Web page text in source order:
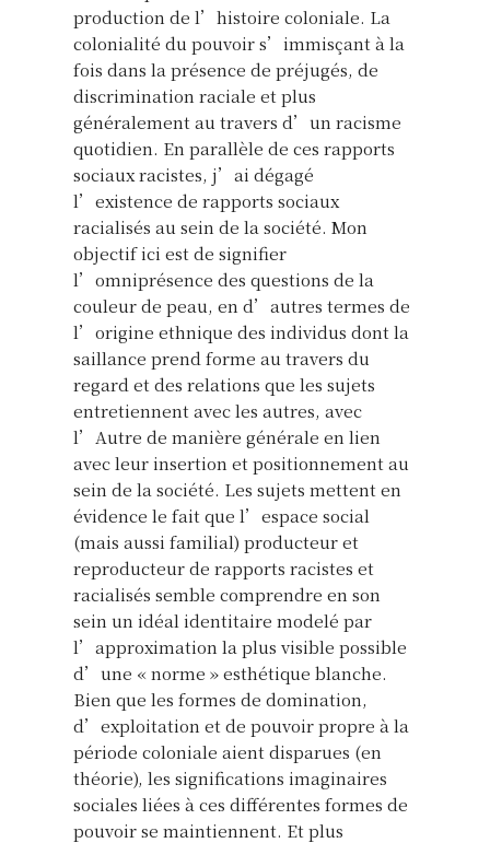
production de l’histoire coloniale. La
colonialité du pouvoir s’immisçant à la
fois dans la présence de préjugés, de
discrimination raciale et plus
généralement au travers d’un racisme
quotidien. En parallèle de ces rapports
sociaux racistes, j’ai dégagé
l’existence de rapports sociaux
racialisés au sein de la société. Mon
objectif ici est de signifier
l’omniprésence des questions de la
couleur de peau, en d’autres termes de
l’origine ethnique des individus dont la
saillance prend forme au travers du
regard et des relations que les sujets
entretiennent avec les autres, avec
l’Autre de manière générale en lien
avec leur insertion et positionnement au
sein de la société. Les sujets mettent en
évidence le fait que l’espace social
(mais aussi familial) producteur et
reproducteur de rapports racistes et
racialisés semble comprendre en son
sein un idéal identitaire modelé par
l’approximation la plus visible possible
d’une « norme » esthétique blanche.
Bien que les formes de domination,
d’exploitation et de pouvoir propre à la
période coloniale aient disparues (en
théorie), les significations imaginaires
sociales liées à ces différentes formes de
pouvoir se maintiennent. Et plus